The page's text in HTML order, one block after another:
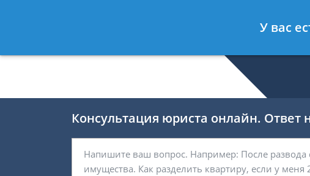
- Юрист по гражданскому
Консультация юриста онлайн. Ответ
У вас